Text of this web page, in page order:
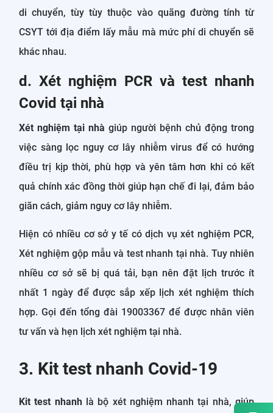
di chuyển, tùy tùy thuộc vào quãng đường tính từ
CSYT tới địa điểm lấy mẫu mà mức phí di chuyển sẽ
khác nhau.
d. Xét nghiệm PCR và test nhanh
Covid tại nhà
Xét nghiệm tại nhà giúp người bệnh chủ động trong
việc sàng lọc nguy cơ lây nhiễm virus để có hướng
điều trị kịp thời, phù hợp và yên tâm hơn khi có kết
quả chính xác đồng thời giúp hạn chế đi lại, đảm bảo
giãn cách, giảm nguy cơ lây nhiễm.
Hiện có nhiều cơ sở y tế có dịch vụ xét nghiệm PCR,
Xét nghiệm gộp mẫu và test nhanh tại nhà. Tuy nhiên
nhiều cơ sở sẽ bị quá tải, bạn nên đặt lịch trước ít
nhất 1 ngày để được sắp xếp lịch xét nghiệm thích
hợp. Gọi đến tổng đài 19003367 để được nhân viên
tư vấn và hẹn lịch xét nghiệm tại nhà.
3. Kit test nhanh Covid-19
Kit test nhanhlà bộ xét nghiệm nhanh tại nhà, giúp